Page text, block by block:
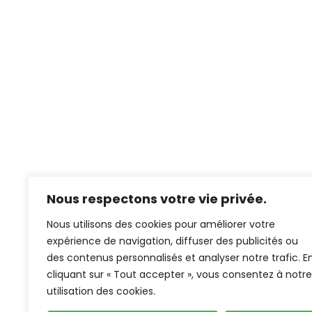
Nous respectons votre vie privée.
Nous utilisons des cookies pour améliorer votre
expérience de navigation, diffuser des publicités ou
des contenus personnalisés et analyser notre trafic.
cliquant sur « Tout accepter », vous consentez à notre
utilisation des cookies.